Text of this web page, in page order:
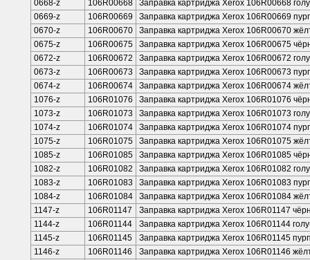
0668-z
106R00668
Заправка картриджа Xerox 106R00668
0669-z
106R00669
Заправка картриджа Xerox 106R00669
0670-z
106R00670
Заправка картриджа Xerox 106R00670
0675-z
106R00675
Заправка картриджа Xerox 106R00675
0672-z
106R00672
Заправка картриджа Xerox 106R00672
0673-z
106R00673
Заправка картриджа Xerox 106R00673
0674-z
106R00674
Заправка картриджа Xerox 106R00674
1076-z
106R01076
Заправка картриджа Xerox 106R01076
1073-z
106R01073
Заправка картриджа Xerox 106R01073
1074-z
106R01074
Заправка картриджа Xerox 106R01074
1075-z
106R01075
Заправка картриджа Xerox 106R01075
1085-z
106R01085
Заправка картриджа Xerox 106R01085
1082-z
106R01082
Заправка картриджа Xerox 106R01082
1083-z
106R01083
Заправка картриджа Xerox 106R01083
1084-z
106R01084
Заправка картриджа Xerox 106R01084
1147-z
106R01147
Заправка картриджа Xerox 106R01147
1144-z
106R01144
Заправка картриджа Xerox 106R01144
1145-z
106R01145
Заправка картриджа Xerox 106R01145
1146-z
106R01146
Заправка картриджа Xerox 106R01146